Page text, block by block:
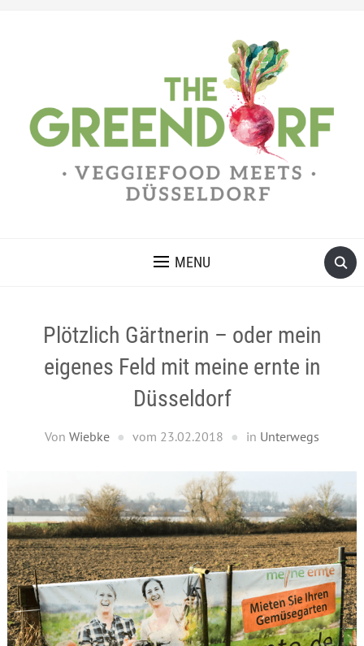
MENU
Plötzlich Gärtnerin – oder mein
eigenes Feld mit meine ernte in
Düsseldorf
Von Wiebke vom 23.02.2018 in Unterwegs